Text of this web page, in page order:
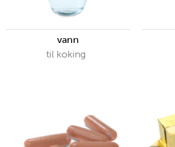
vann
til koking